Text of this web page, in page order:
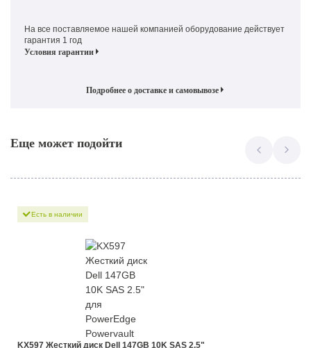
На все поставляемое нашей компанией оборудование действует
гарантия 1 год
Условия гарантии
Подробнее о доставке и самовывозе
Еще может подойти
Есть в наличии
KX597 Жесткий диск Dell 147GB 10K SAS 2.5"